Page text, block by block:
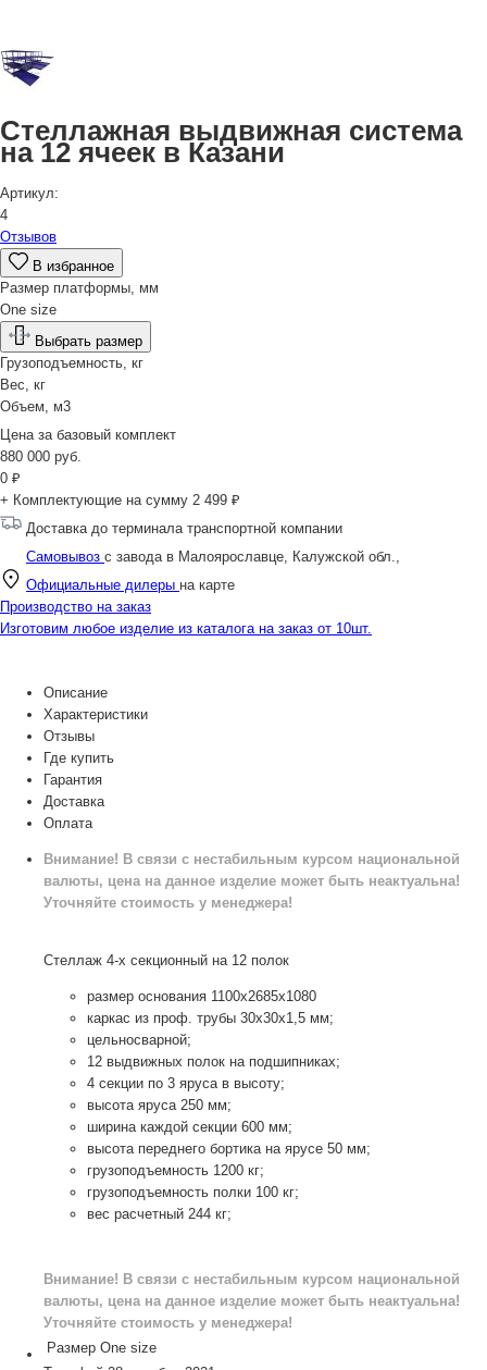
Стеллажная выдвижная система
на 12 ячеек в Казани
Артикул:
4
Отзывов
В избранное
Размер платформы, мм
One size
Выбрать размер
Грузоподъемность, кг
Вес, кг
Объем, м3
Цена за базовый комплект
880 000 руб.
0 ₽
+ Комплектующие на сумму 2 499 ₽
Доставка до терминала транспортной компании
Самовывоз с завода в Малоярославце, Калужской обл.,
Официальные дилеры на карте
Производство на заказ
Изготовим любое изделие из каталога на заказ от 10шт.
Описание
Характеристики
Отзывы
Где купить
Гарантия
Доставка
Оплата
Внимание! В связи с нестабильным курсом национальной
валюты, цена на данное изделие может быть неактуальна!
Уточняйте стоимость у менеджера!
Стеллаж 4-х секционный на 12 полок
размер основания 1100х2685х1080
каркас из проф. трубы 30х30х1,5 мм;
цельносварной;
12 выдвижных полок на подшипниках;
4 секции по 3 яруса в высоту;
высота яруса 250 мм;
ширина каждой секции 600 мм;
высота переднего бортика на ярусе 50 мм;
грузоподъемность 1200 кг;
грузоподъемность полки 100 кг;
вес расчетный 244 кг;
Внимание! В связи с нестабильным курсом национальной
валюты, цена на данное изделие может быть неактуальна!
Уточняйте стоимость у менеджера!
Размер One size